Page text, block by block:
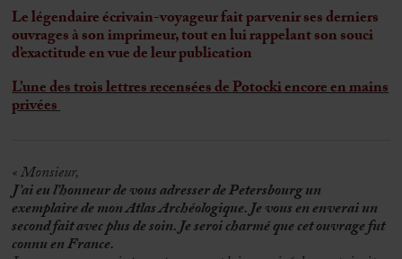
Le légendaire écrivain-voyageur fait parvenir ses derniers
ouvrages à son imprimeur, tout en lui rappelant son souci
d’exactitude en vue de leur publication
L’une des trois lettres recensées de Potocki encore en mains
privées
« Monsieur,
J’ai eu l’honneur de vous adresser de Petersbourg un
exemplaire de mon Atlas Archéologique. Je vous en enverai un
second fait avec plus de soin. Je seroi charmé que cet ouvrage fut
connu en France.